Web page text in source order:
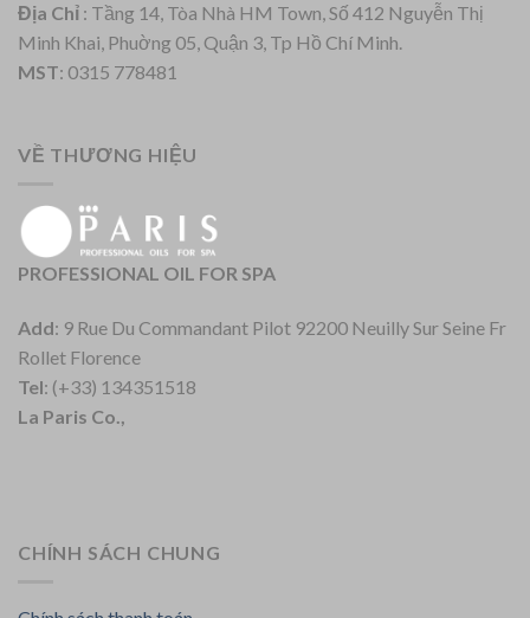
Địa Chỉ : Tầng 14, Tòa Nhà HM Town, Số 412 Nguyễn Thị
Minh Khai, Phuờng 05, Quận 3, Tp Hồ Chí Minh.
MST: 0315 778481
VỀ THƯƠNG HIỆU
PROFESSIONAL OIL FOR SPA
Add: 9 Rue Du Commandant Pilot 92200 Neuilly Sur Seine Fr
Rollet Florence
Tel: (+33) 134351518
La Paris Co.,
CHÍNH SÁCH CHUNG